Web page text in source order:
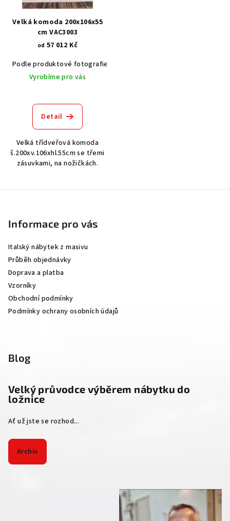
Velká komoda 200x106x55
cm VAC3003
od 57 012 Kč
Podle produktové fotografie
Vyrobíme pro vás
Detail
Velká třídveřová komoda
š.200xv.106xhl.55cm se třemi
zásuvkami, na nožičkách.
Informace pro vás
Italský nábytek z masivu
Průběh objednávky
Doprava a platba
Vzorníky
Obchodní podmínky
Podmínky ochrany osobních údajů
Blog
Velký průvodce výběrem nábytku do
ložnice
Ať už jste se rozhod...
Archiv